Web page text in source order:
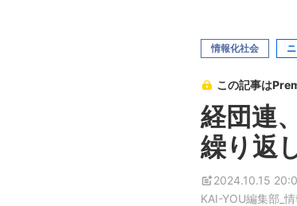
情報化社会
この記事は
経団連
繰り返
2024.10.15
KAI-YOU編集部_